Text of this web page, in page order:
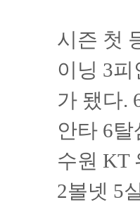
시즌 첫
이닝 3
가 됐다.
안타 6
수원 KT
2볼넷 5